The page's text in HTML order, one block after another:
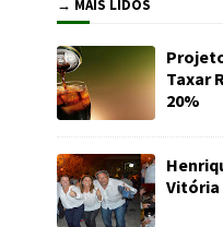
→ MAIS LIDOS
Taxar
20%
Vitória